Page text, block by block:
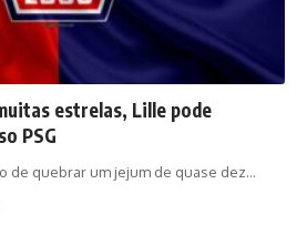
estrelas, Lille pode
PSG
de quebrar um jejum de quase dez…